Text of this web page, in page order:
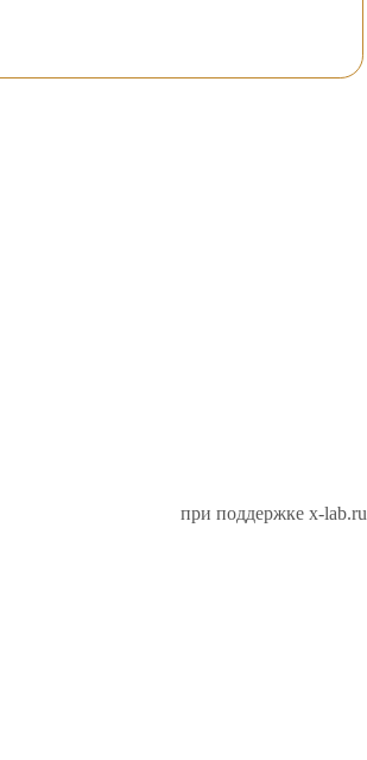
при поддержке x-lab.ru